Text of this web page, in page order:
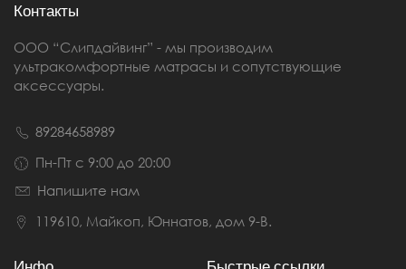
Контакты
ООО “Слипдайвинг” - мы производим
ультракомфортные матрасы и сопутствующие
аксессуары.
89284658989
Пн-Пт с 9:00 до 20:00
Напишите нам
119610, Майкоп, Юннатов, дом 9-В.